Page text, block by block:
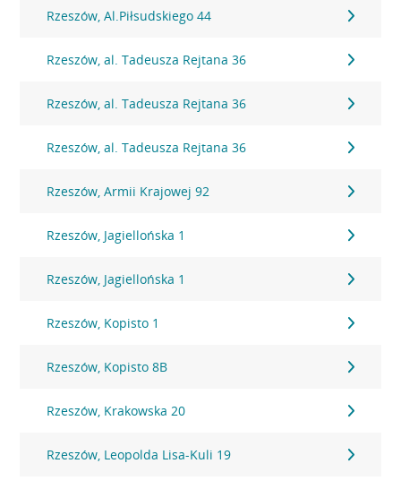
Rzeszów, Al.Piłsudskiego 44
Rzeszów, al. Tadeusza Rejtana 36
Rzeszów, al. Tadeusza Rejtana 36
Rzeszów, al. Tadeusza Rejtana 36
Rzeszów, Armii Krajowej 92
Rzeszów, Jagiellońska 1
Rzeszów, Jagiellońska 1
Rzeszów, Kopisto 1
Rzeszów, Kopisto 8B
Rzeszów, Krakowska 20
Rzeszów, Leopolda Lisa-Kuli 19